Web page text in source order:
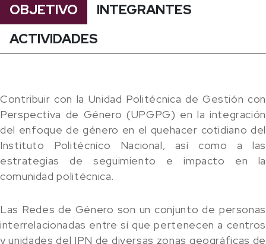
OBJETIVO
INTEGRANTES
ACTIVIDADES
Contribuir con la Unidad Politécnica de Gestión con
Perspectiva de Género (UPGPG) en la integración
del enfoque de género en el quehacer cotidiano del
Instituto Politécnico Nacional, así como a las
estrategias de seguimiento e impacto en la
comunidad politécnica.
Las Redes de Género son un conjunto de personas
interrelacionadas entre sí que pertenecen a centros
y unidades del IPN de diversas zonas geográficas de